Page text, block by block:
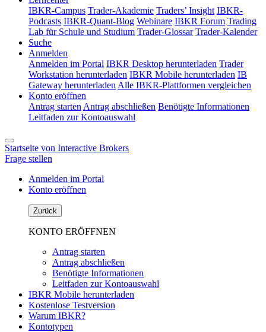
IBKR-Campus Trader-Akademie Traders’ Insight IBKR-
Podcasts IBKR-Quant-Blog Webinare IBKR Forum Trading
Lab für Schule und Studium Trader-Glossar Trader-Kalender
Suche
Anmelden
Anmelden im Portal IBKR Desktop herunterladen Trader
Workstation herunterladen IBKR Mobile herunterladen IB
Gateway herunterladen Alle IBKR-Plattformen vergleichen
Konto eröffnen
Antrag starten Antrag abschließen Benötigte Informationen
Leitfaden zur Kontoauswahl
Startseite von Interactive Brokers
Frage stellen
Anmelden im Portal
Konto eröffnen
Zurück
KONTO ERÖFFNEN
Antrag starten
Antrag abschließen
Benötigte Informationen
Leitfaden zur Kontoauswahl
IBKR Mobile herunterladen
Kostenlose Testversion
Warum IBKR?
Kontotypen